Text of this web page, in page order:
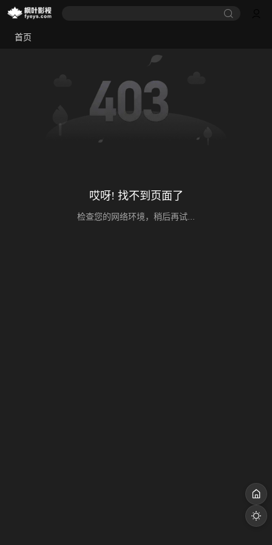
首页
哎呀! 找不到页面了
检查您的网络环境，稍后再试...